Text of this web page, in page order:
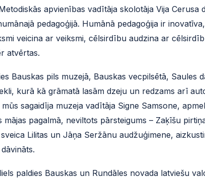
apvienības vadītāja skolotāja Vija Cerusa
pedagoģijā. Humānā pedagoģija ir
veicina ar veiksmi, cēlsirdību audzina ar
atvērtas.
Bauskas pils muzejā, Bauskas vecpilsētā, Saules
kurā kā grāmatā lasām dzeju un redzams arī
mūs sagaidīja muzeja vadītāja Signe Samsone,
mājas pagalmā, neviltots pārsteigums – Zaķīšu
Lilitas un Jāņa Seržānu audžuģimene,
paldies Bauskas un Rundāles novada latviešu